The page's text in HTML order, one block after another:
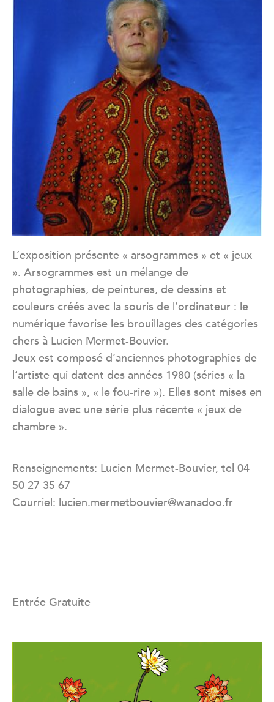
L’exposition présente « arsogrammes » et « jeux
». Arsogrammes est un mélange de
photographies, de peintures, de dessins et
couleurs créés avec la souris de l’ordinateur : le
numérique favorise les brouillages des catégories
chers à Lucien Mermet-Bouvier.
Jeux est composé d’anciennes photographies de
l’artiste qui datent des années 1980 (séries « la
salle de bains », « le fou-rire »). Elles sont mises en
dialogue avec une série plus récente « jeux de
chambre ».
Renseignements: Lucien Mermet-Bouvier, tel 04
50 27 35 67
Courriel: lucien.mermetbouvier@wanadoo.fr
Entrée Gratuite